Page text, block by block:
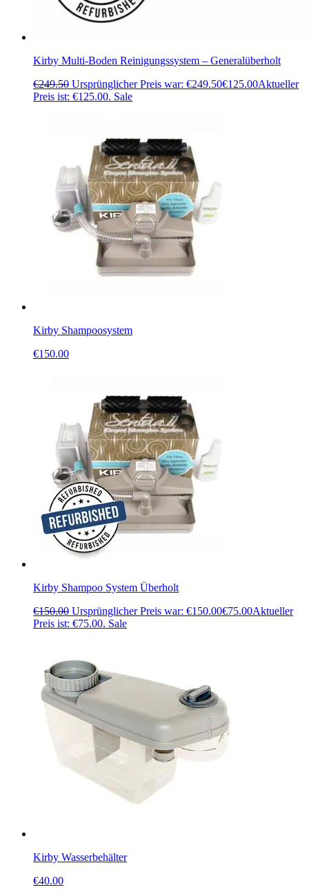
Kirby Multi-Boden Reinigungssystem – Generalüberholt
€249.50 Ursprünglicher Preis war: €249.50€125.00Aktueller
Preis ist: €125.00. Sale
Kirby Shampoosystem
€150.00
Kirby Shampoo System Überholt
€150.00 Ursprünglicher Preis war: €150.00€75.00Aktueller
Preis ist: €75.00. Sale
Kirby Wasserbehälter
€40.00